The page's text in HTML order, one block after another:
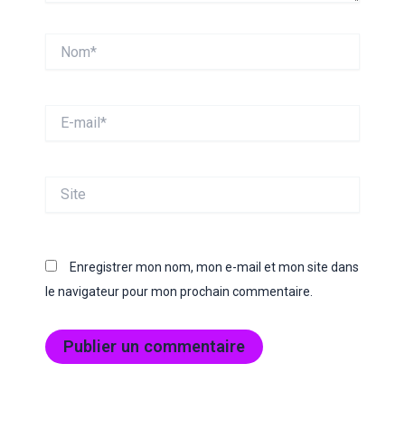
mail*
Enregistrer mon nom, mon e-mail et mon site dans
le navigateur pour mon prochain commentaire.